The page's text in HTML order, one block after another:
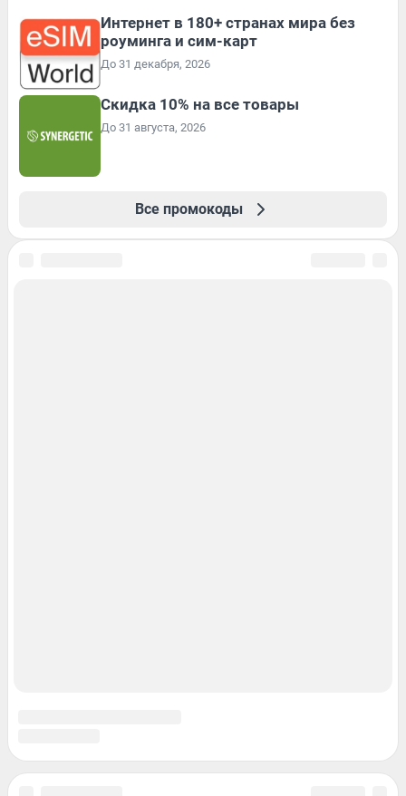
Интернет в 180+ странах мира без
роуминга и сим-карт
До 31 декабря, 2026
Скидка 10% на все товары
До 31 августа, 2026
Все промокоды